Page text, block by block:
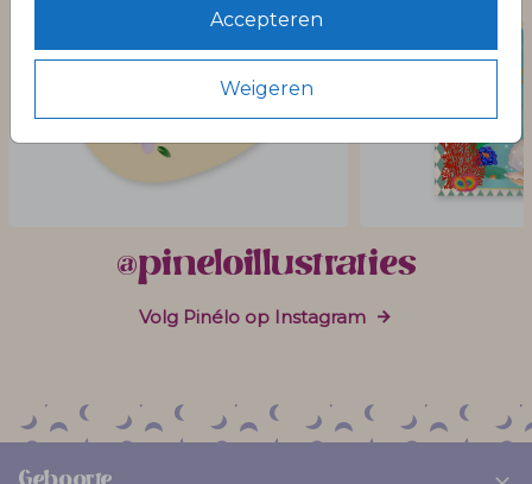
Accepteren
Weigeren
@pineloillustraties
Volg Pinélo op Instagram